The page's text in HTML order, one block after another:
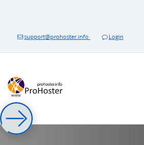
support@prohoster.info Login